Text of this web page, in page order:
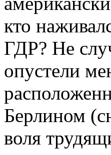
кто
ГДР? Не
опустели
Берлином
воля